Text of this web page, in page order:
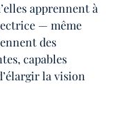
apprennent à
— même
des
capables
la vision